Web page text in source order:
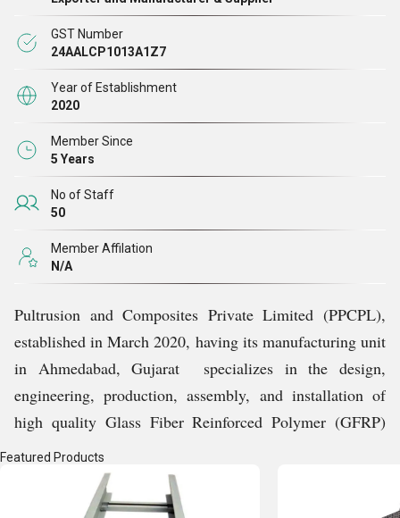
सामान प्रदान करने के लिए प्रतिबद्ध हैं, हम अभिनव, भरोसेमंद और
उचित मूल्य वाले समाधान विकसित करने के लिए कड़ी मेहनत करते
हैं। हमारी निर्माता और आपूर्तिकर्ता कंपनी हमारे ग्राहकों को सर्वोत्तम
उत्पादों के साथ-साथ उच्चतम स्तर की ग्राहक सेवा प्रदान करने के
लिए प्रतिबद्ध है।
GST Number
24AALCP1013A1Z7
Year of Establishment
2020
Member Since
5 Years
No of Staff
50
Member Affilation
N/A
Pultrusion and Composites Private Limited (PPCPL),
established in March 2020, having its manufacturing unit
in Ahmedabad, Gujarat specializes in the design,
engineering, production, assembly, and installation of
high quality Glass Fiber Reinforced Polymer (GFRP)
composite products and profiles. With a strong focus on
sustainability and innovation, PPCPL is driving
transformation in the construction and infrastructure
Featured Products